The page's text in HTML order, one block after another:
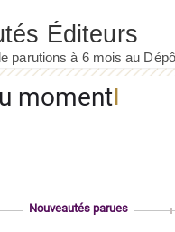
moment
Nouveautés parues